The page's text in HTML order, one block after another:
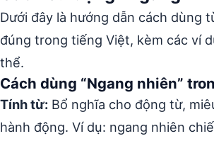
Dưới đây là hướng dẫn cách dùng
đúng trong tiếng Việt, kèm các ví
thể.
Cách dùng “Ngang nhiên”
Tính từ: Bổ nghĩa cho động từ,
hành động. Ví dụ: ngang nhiên